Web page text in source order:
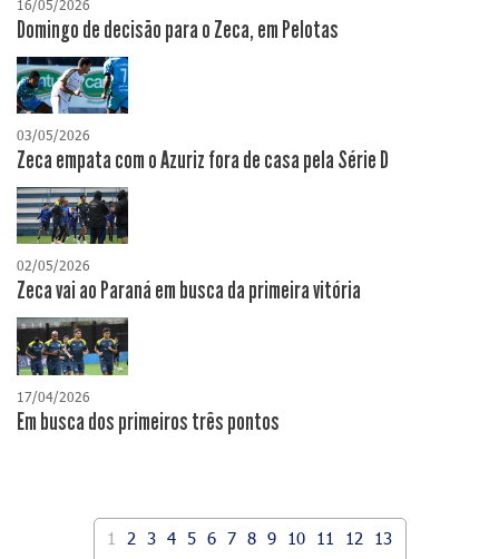
16/05/2026
Domingo de decisão para o Zeca, em Pelotas
03/05/2026
Zeca empata com o Azuriz fora de casa pela Série D
02/05/2026
Zeca vai ao Paraná em busca da primeira vitória
17/04/2026
​Em busca dos primeiros três pontos
1 2 3 4 5 6 7 8 9 10 11 12
13